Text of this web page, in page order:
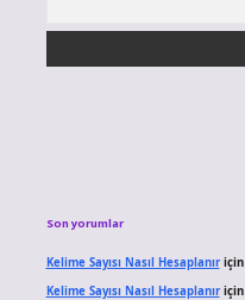
Son yorumlar
Kelime Sayısı Nasıl Hesaplanıriçin
Kelime Sayısı Nasıl Hesaplanıriçin